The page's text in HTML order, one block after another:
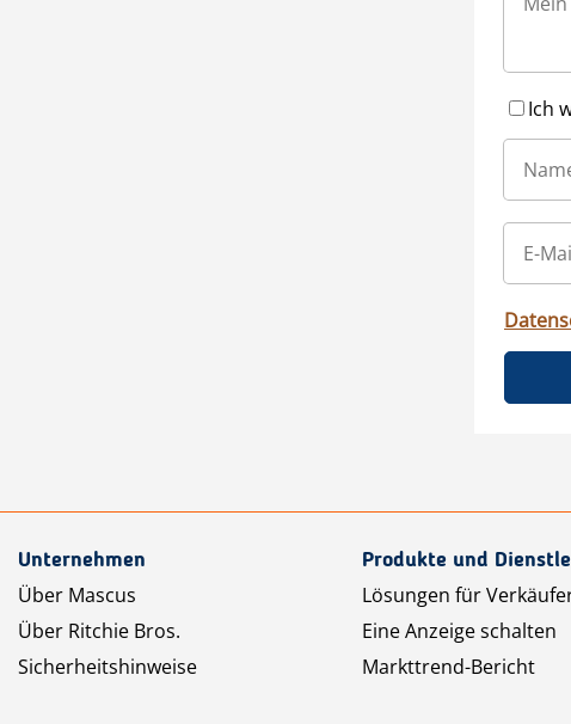
Ich
Unternehmen
Über Mascus
Über Ritchie Bros.
Sicherheitshinweise
Produkte und
Lösungen für
Eine Anzeige schalten
Markttrend-Bericht